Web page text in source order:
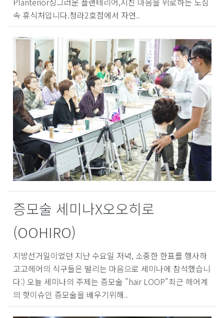
속 휴식처입니다.청라2호점에서 자연..
증모술 세미나X오오히로
(OOHIRO)
지방선거일이었던 지난 수요일 저녁, 소중한 한표를 행사하
고고헤어의 식구들은 떨리는 마음으로 세미나에 참석했습니
다:) 오늘 세미나의 주제는 증모술 "hair LOOP"최근 헤어계
의 핫이슈인 증모술을 배우기위해..